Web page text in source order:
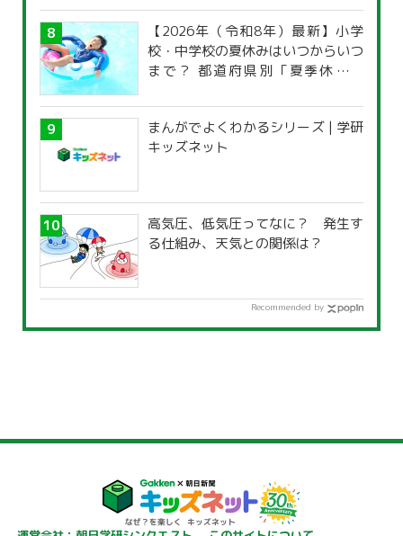
【2026年（令和8年）最新】小学
校・中学校の夏休みはいつからいつ
まで？ 都道府県別「夏季休暇一
まんがでよくわかるシリーズ | 学研
キッズネット
高気圧、低気圧ってなに？ 発生す
る仕組み、天気との関係は？
Recommended by